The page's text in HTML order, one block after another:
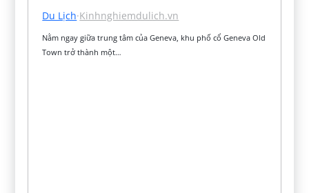
Du Lịch·Kinhnghiemdulich.vn
Nằm ngay giữa trung tâm của Geneva, khu phố cổ Geneva Old
Town trở thành một…